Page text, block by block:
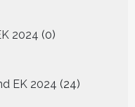
2024 0
producten
EK 2024 24
producten